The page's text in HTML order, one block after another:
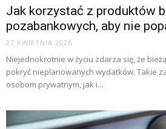
Jak korzystać z produktów
pozabankowych, aby nie
27 KWIETNIA 2026
Niejednokrotnie w życiu zdarza się, że
pokryć nieplanowanych wydatków. Takie
osobom prywatnym, jak i...